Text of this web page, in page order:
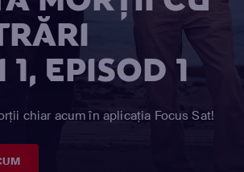
1, EPISOD 1
chiar acum în aplicația Focus Sat!